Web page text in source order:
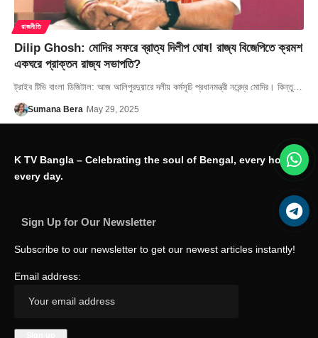
রাজনীতি
Dilip Ghosh: মোদির সফরে ব্রাত্য দিলীপ ঘোষ! রাজ্য বিজেপিতে ক্রমশ
একঘরে প্রাক্তন রাজ্য সভাপতি?
ট্রাইব টিভি বাংলা ডিজিটাল: আজ আলিপুরদুয়ারে দলীয় কর্মসূচি প্রধানমন্ত্রী নরেন্দ্র মোদির। কিন্তু…
Sumana Bera May 29, 2025
K TV Bangla – Celebrating the soul of Bengal, every hour,
every day.
Sign Up for Our Newsletter
Subscribe to our newsletter to get our newest articles instantly!
Email address: